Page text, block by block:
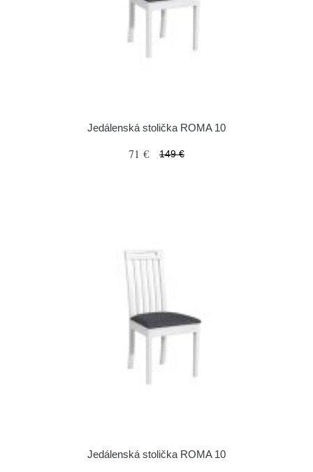
Jedálenská stolička ROMA 10
71 € 149 €
Jedálenská stolička ROMA 10